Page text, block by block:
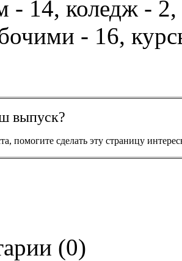
- 14, коледж -
- 16,
выпуск?
помогите сделать эту страницу
(0)